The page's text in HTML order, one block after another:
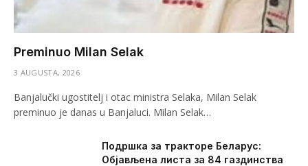
Preminuo Milan Selak
3 AUGUSTA, 2026
Banjalučki ugostitelj i otac ministra Selaka, Milan Selak
preminuo je danas u Banjaluci. Milan Selak…
Подршка за тракторе Беларус:
Објављена листа за 84 газдинства